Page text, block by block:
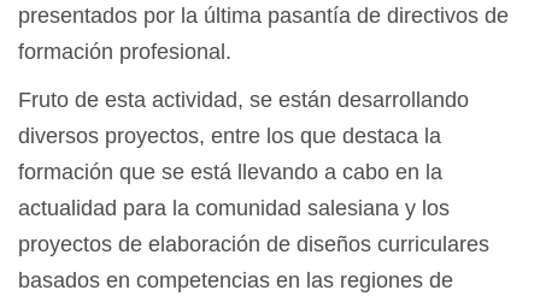
presentados por la última pasantía de directivos de
formación profesional.
Fruto de esta actividad, se están desarrollando
diversos proyectos, entre los que destaca la
formación que se está llevando a cabo en la
actualidad para la comunidad salesiana y los
proyectos de elaboración de diseños curriculares
basados en competencias en las regiones de